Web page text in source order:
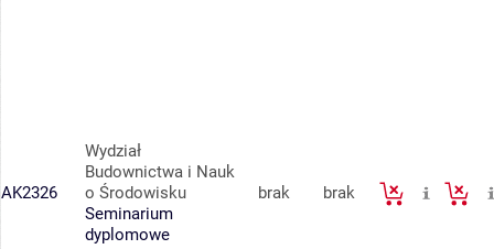
AK2326
Wydział
Budownictwa i Nauk
o Środowisku
Seminarium
dyplomowe
brak brak